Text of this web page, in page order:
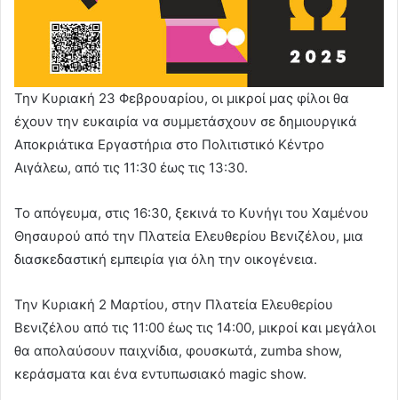
Την Κυριακή 23 Φεβρουαρίου, οι μικροί μας φίλοι θα
έχουν την ευκαιρία να συμμετάσχουν σε δημιουργικά
Αποκριάτικα Εργαστήρια στο Πολιτιστικό Κέντρο
Αιγάλεω, από τις 11:30 έως τις 13:30.
Το απόγευμα, στις 16:30, ξεκινά το Κυνήγι του Χαμένου
Θησαυρού από την Πλατεία Ελευθερίου Βενιζέλου, μια
διασκεδαστική εμπειρία για όλη την οικογένεια.
Την Κυριακή 2 Μαρτίου, στην Πλατεία Ελευθερίου
Βενιζέλου από τις 11:00 έως τις 14:00, μικροί και μεγάλοι
θα απολαύσουν παιχνίδια, φουσκωτά, zumba show,
κεράσματα και ένα εντυπωσιακό magic show.